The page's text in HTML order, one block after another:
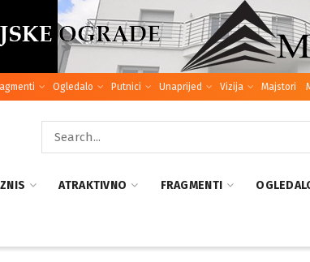
Ogledalo Putnici Unaprijed Vizija Majstori
ATRAKTIVNO FRAGMENTI